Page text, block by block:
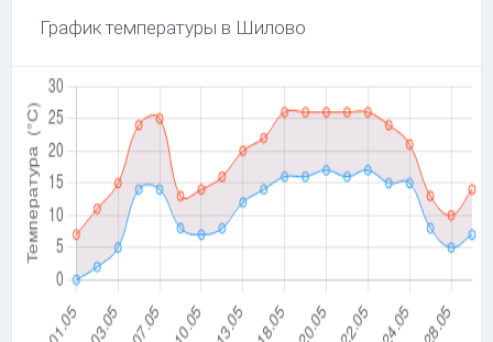
График температуры в Шилово